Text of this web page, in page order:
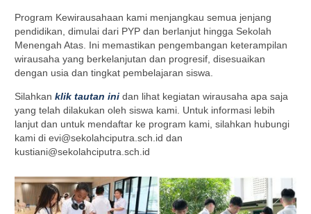
Program Kewirausahaan kami menjangkau semua jenjang
pendidikan, dimulai dari PYP dan berlanjut hingga Sekolah
Menengah Atas. Ini memastikan pengembangan keterampilan
wirausaha yang berkelanjutan dan progresif, disesuaikan
dengan usia dan tingkat pembelajaran siswa.
Silahkan klik tautan ini dan lihat kegiatan wirausaha apa saja
yang telah dilakukan oleh siswa kami. Untuk informasi lebih
lanjut dan untuk mendaftar ke program kami, silahkan hubungi
kami di evi@sekolahciputra.sch.id dan
kustiani@sekolahciputra.sch.id